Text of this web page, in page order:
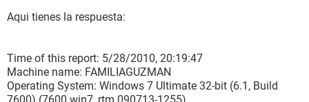
Sound Tab 1: No problems found.
--------------------
DirectX Debug Levels
Aqui tienes la respuesta:
Time of this report: 5/28/2010, 20:19:47
Machine name: FAMILIAGUZMAN
Operating System: Windows 7 Ultimate 32-bit (6.1, Build